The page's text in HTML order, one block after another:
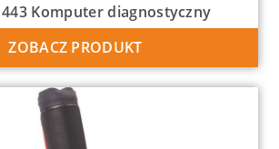
Komputer diagnostyczny
ZOBACZ PRODUKT